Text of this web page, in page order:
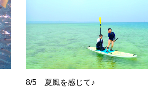
8/5 夏風を感じて♪